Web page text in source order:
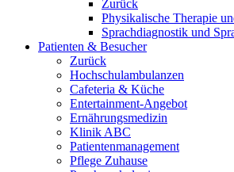
Zurück
Physikalische Therapie
Sprachdiagnostik und
Patienten & Besucher
Zurück
Hochschulambulanzen
Cafeteria & Küche
Entertainment-Angebot
Ernährungsmedizin
Klinik ABC
Patientenmanagement
Pflege Zuhause